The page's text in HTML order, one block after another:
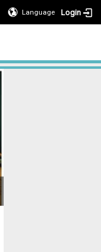
Language Login